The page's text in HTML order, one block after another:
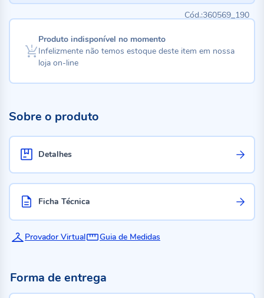
360569_190
Produto indisponível no momento
Infelizmente não temos estoque deste item em nossa
loja on-line
Sobre o produto
Detalhes
Ficha Técnica
Provador Virtual Guia de Medidas
Forma de entrega